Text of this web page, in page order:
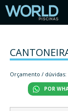
Orçamento / dúvidas:
POR